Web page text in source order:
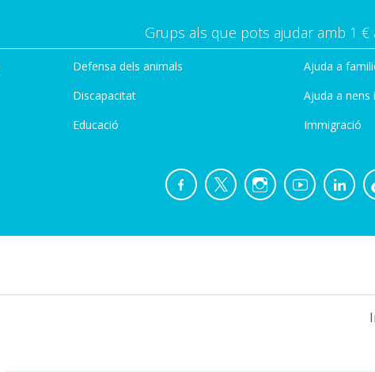
Grups als que pots ajudar amb 1 €
Defensa dels animals
Discapacitat
Educació
Ajuda a
Ajuda a nens
Immigració